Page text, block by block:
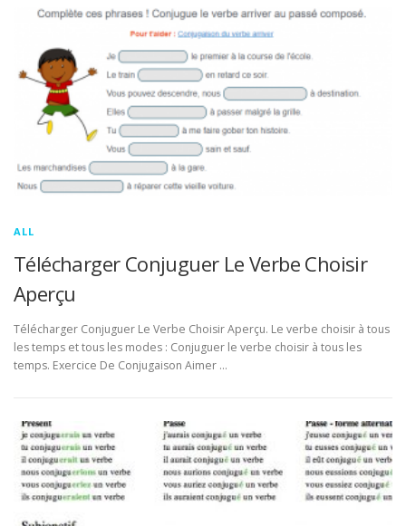
ALL
Télécharger Conjuguer Le Verbe Choisir
Aperçu
Télécharger Conjuguer Le Verbe Choisir Aperçu. Le verbe choisir à tous
les temps et tous les modes : Conjuguer le verbe choisir à tous les
temps. Exercice De Conjugaison Aimer …